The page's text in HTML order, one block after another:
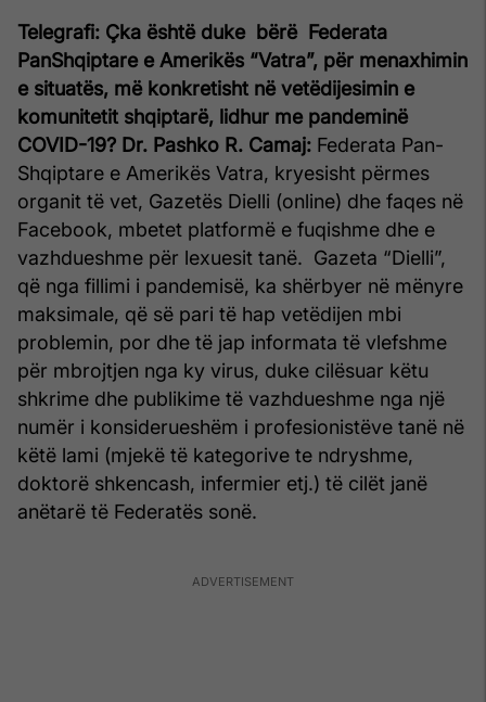
Telegrafi: Çka është duke bërë Federata
PanShqiptare e Amerikës “Vatra”, për menaxhimin
e situatës, më konkretisht në vetëdijesimin e
komunitetit shqiptarë, lidhur me pandeminë
COVID-19? Dr. Pashko R. Camaj: Federata Pan-
Shqiptare e Amerikës Vatra, kryesisht përmes
organit të vet, Gazetës Dielli (online) dhe faqes në
Facebook, mbetet platformë e fuqishme dhe e
vazhdueshme për lexuesit tanë. Gazeta “Dielli”,
që nga fillimi i pandemisë, ka shërbyer në mënyre
maksimale, që së pari të hap vetëdijen mbi
problemin, por dhe të jap informata të vlefshme
për mbrojtjen nga ky virus, duke cilësuar këtu
shkrime dhe publikime të vazhdueshme nga një
numër i konsiderueshëm i profesionistëve tanë në
këtë lami (mjekë të kategorive te ndryshme,
doktorë shkencash, infermier etj.) të cilët janë
anëtarë të Federatës sonë.